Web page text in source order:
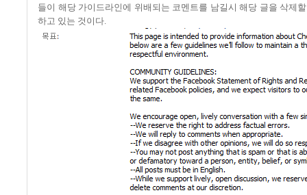
들이 해당 가이드라인에 위배되는 코멘트를 남길시 해당 글을 삭제
하고 있는 것이다.